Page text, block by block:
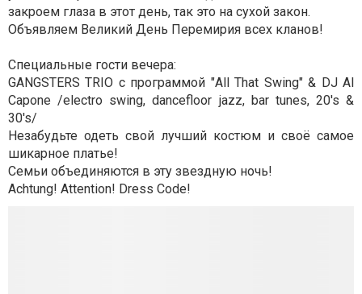
закроем глаза в этот день, так это на сухой закон.
Объявляем Великий День Перемирия всех кланов!
Специальные гости вечера:
GANGSTERS TRIO с программой "All That Swing" & DJ Al
Capone /electro swing, dancefloor jazz, bar tunes, 20's &
30's/
Незабудьте одеть свой лучший костюм и своё самое
шикарное платье!
Семьи объединяются в эту звездную ночь!
Achtung! Attention! Dress Code!